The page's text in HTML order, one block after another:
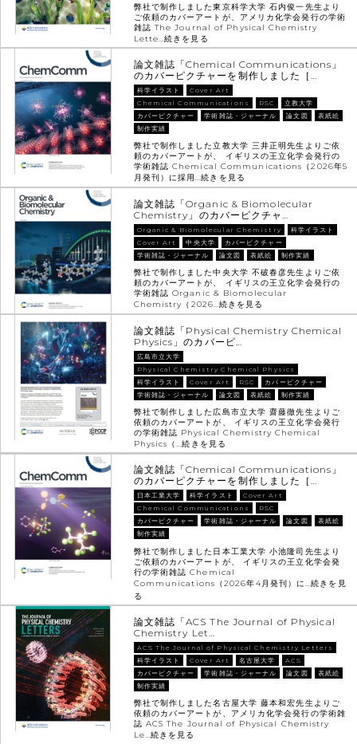
弊社で制作しました東京科学大学 石内俊一先生より
ご依頼のカバーアートが、アメリカ化学会発行の学術
雑誌 The Journal of Physical Chemistry
Lette…続きを見る
論文雑誌「Chemical Communications」
のカバーピクチャーを制作しました［…
科学イラスト
Cover Art
Chemical Communications
RSC
立教大学
カバーピクチャー
学術雑誌・ジャーナル 論文図
表紙絵
制作実績
弊社で制作しました立教大学 三井正明先生よりご依
頼のカバーアートが、 イギリスの王立化学会発行の
学術雑誌 Chemical Communications（2026年5
月発刊）に採用…続きを見る
論文雑誌「Organic & Biomolecular
Chemistry」のカバーピクチャ…
Organic & Biomolecular Chemistry
科学イラスト
Cover Art
中央大学
カバーピクチャー
学術雑誌・ジャーナル
論文図 表紙絵 制作実績
弊社で制作しました中央大学 不破春彦先生よりご依
頼のカバーアートが、 イギリスの王立化学会発行の
学術雑誌 Organic & Biomolecular
Chemistry（2026…続きを見る
論文雑誌「Physical Chemistry Chemical
Physics」のカバーピ…
広島市立大学
Physical Chemistry Chemical Physics
科学イラスト
Cover Art RSC
カバーピクチャー
学術雑誌・ジャーナル
論文図 表紙絵 制作実績
弊社で制作しました広島市立大学 齋藤徹先生よりご
依頼のカバーアートが、 イギリスの王立化学会発行
の学術雑誌 Physical Chemistry Chemical
Physics（…続きを見る
論文雑誌「Chemical Communications」
のカバーピクチャーを制作しました［…
日本工業大学 科学イラスト
Cover Art
Chemical Communications
RSC
カバーピクチャー
学術雑誌・ジャーナル 論文図
表紙絵
制作実績
弊社で制作しました日本工業大学 小池隆司先生より
ご依頼のカバーアートが、 イギリスの王立化学会発
行の学術雑誌 Chemical
Communications（2026年4月発刊）に…続きを見
る
論文雑誌「ACS The Journal of Physical
Chemistry Let…
ACS The Journal of Physical Chemistry Letters
科学イラスト
Cover Art 名古屋大学
ACS
カバーピクチャー
学術雑誌・ジャーナル 論文図
表紙絵
制作実績
弊社で制作しました名古屋大学 藤本和宏先生よりご
依頼のカバーアートが、アメリカ化学会発行の学術雑
誌 ACS The Journal of Physical Chemistry
Le…続きを見る